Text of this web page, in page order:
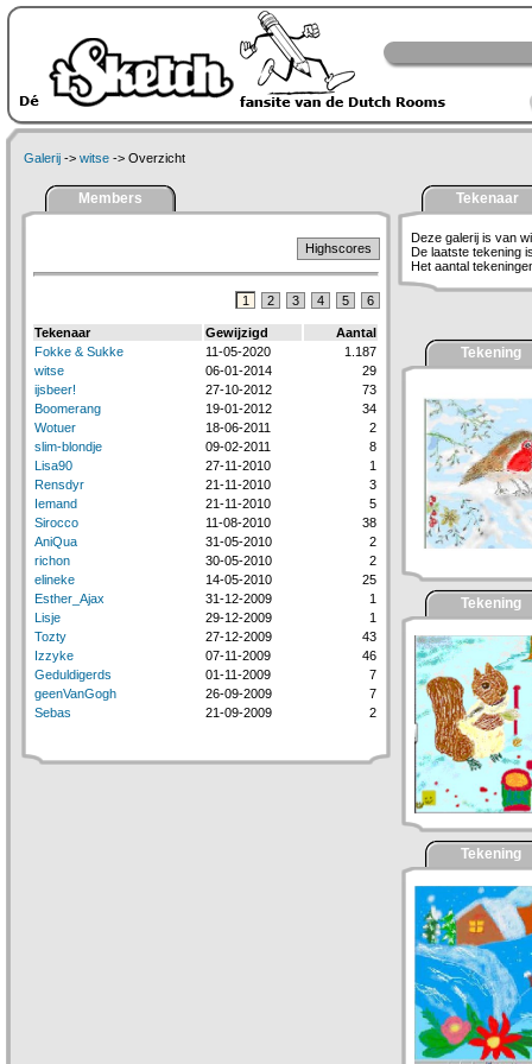
Galerij -> witse -> Overzicht
Members
Highscores
1 2 3 4 5 6
Tekenaar Gewijzigd
Aantal
Fokke & Sukke
11-05-2020
1.187
witse
06-01-2014
29
ijsbeer!
27-10-2012
73
Boomerang
19-01-2012
34
Wotuer
18-06-2011
2
slim-blondje
09-02-2011
8
Lisa90
27-11-2010
1
Rensdyr
21-11-2010
3
Iemand
21-11-2010
5
Sirocco
11-08-2010
38
AniQua
31-05-2010
2
richon
30-05-2010
2
elineke
14-05-2010
25
Esther_Ajax
31-12-2009
1
Lisje
29-12-2009
1
Tozty
27-12-2009
43
Izzyke
07-11-2009
46
Geduldigerds
01-11-2009
7
geenVanGogh
26-09-2009
7
Sebas
21-09-2009 2
Tekenaar
Deze galerij is van
De laatste tekening
Het aantal
Tekening
Tekening
Tekening